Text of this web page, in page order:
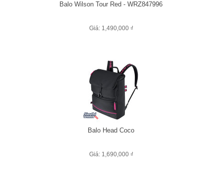
Balo Wilson Tour Red - WRZ847996
Giá: 1,490,000 ₫
Balo Head Coco
Giá: 1,690,000 ₫